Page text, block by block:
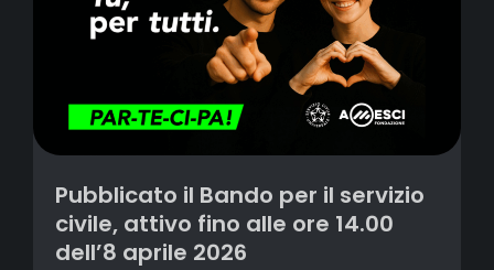
Pubblicato il Bando per il servizio
civile, attivo fino alle ore 14.00
dell’8 aprile 2026